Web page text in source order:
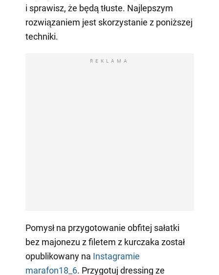
i sprawisz, że będą tłuste. Najlepszym
rozwiązaniem jest skorzystanie z poniższej
techniki.
REKLAMA
Pomysł na przygotowanie obfitej sałatki
bez majonezu z filetem z kurczaka został
opublikowany na Instagramie
marafon18_6. Przygotuj dressing ze